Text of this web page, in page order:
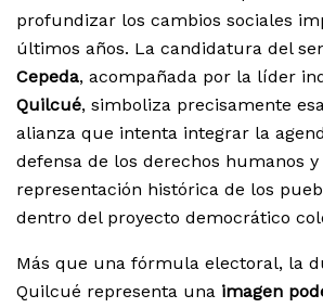
profundizar los cambios sociales
últimos años. La candidatura del
Cepeda, acompañada por la líder
Quilcué, simboliza precisamente
alianza que intenta integrar la
defensa de los derechos humanos y
representación histórica de los
dentro del proyecto democrático
Más que una fórmula electoral, la
Quilcué representa una imagen